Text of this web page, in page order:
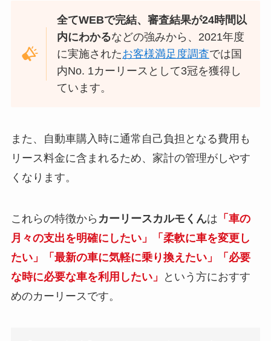
全てWEBで完結、審査結果が24時間以
内にわかるなどの強みから、2021年度
に実施されたお客様満足度調査では国
内No. 1カーリースとして3冠を獲得し
ています。
また、自動車購入時に通常自己負担となる費用も
リース料金に含まれるため、家計の管理がしやす
くなります。
これらの特徴から カーリースカルモくんは 「車の
月々の支出を明確にしたい」「柔軟に車を変更し
たい」「最新の車に気軽に乗り換えたい」「必要
な時に必要な車を利用したい」
という方におすす
めのカーリースです。